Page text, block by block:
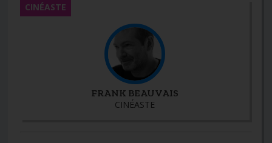
FRANK BEAUVAIS
CINÉASTE
CINÉASTE